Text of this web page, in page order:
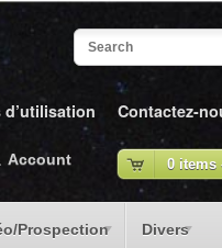
Contactez-
Prospection Divers
0 items
Account